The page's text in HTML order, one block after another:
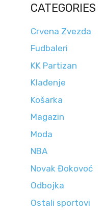
CATEGORIES
Crvena Zvezda
Fudbaleri
KK Partizan
Klađenje
Košarka
Magazin
Moda
NBA
Novak Đokovoć
Odbojka
Ostali sportovi